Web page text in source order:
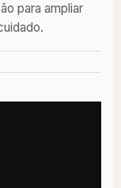
para ampliar